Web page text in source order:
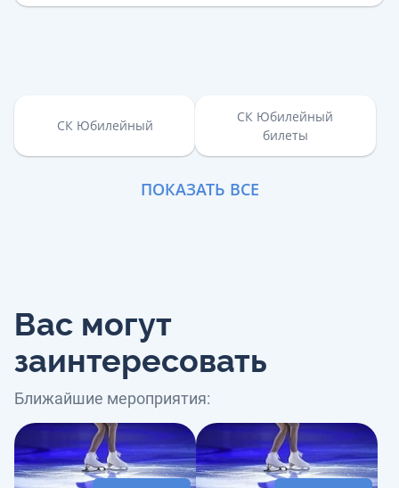
СК Юбилейный
СК Юбилейный
билеты
ПОКАЗАТЬ ВСЕ
Вас могут
заинтересовать
Ближайшие мероприятия: